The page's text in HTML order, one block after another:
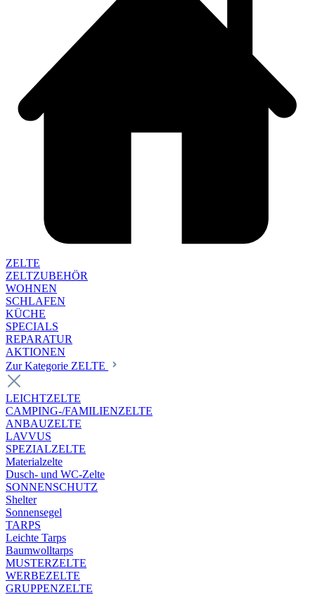
ZELTE
ZELTZUBEHÖR
WOHNEN
SCHLAFEN
KÜCHE
SPECIALS
REPARATUR
AKTIONEN
Zur Kategorie ZELTE
LEICHTZELTE
CAMPING-/FAMILIENZELTE
ANBAUZELTE
LAVVUS
SPEZIALZELTE
Materialzelte
Dusch- und WC-Zelte
SONNENSCHUTZ
Shelter
Sonnensegel
TARPS
Leichte Tarps
Baumwolltarps
MUSTERZELTE
WERBEZELTE
GRUPPENZELTE